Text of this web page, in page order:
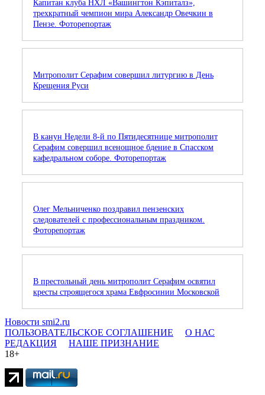
Капитан клуба НХЛ «Вашингтон Кэпиталз»,
трехкратный чемпион мира Александр Овечкин в
Пензе. Фоторепортаж
Митрополит Серафим совершил литургию в День
Крещения Руси
В канун Недели 8-й по Пятидесятнице митрополит
Серафим совершил всенощное бдение в Спасском
кафедральном соборе. Фоторепортаж
Олег Мельниченко поздравил пензенских
следователей с профессиональным праздником.
Фоторепортаж
В престольный день митрополит Серафим освятил
кресты строящегося храма Евфросинии Московской
Новости smi2.ru
ПОЛЬЗОВАТЕЛЬСКОЕ СОГЛАШЕНИЕ
О НАС
РЕДАКЦИЯ
НАШЕ ПРИЗНАНИЕ
18+